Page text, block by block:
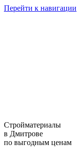
Перейти к навигации
Стройматериалы
в Дмитрове
по выгодным ценам